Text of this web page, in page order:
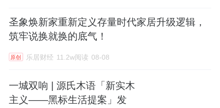
圣象焕新家重新定义存量时代家居升级逻辑，
筑牢说换就换的底气！
原创 乐居财经 11.2w阅读 08-08
一城双响 | 源氏木语「新实木
主义——黑标生活提案」发